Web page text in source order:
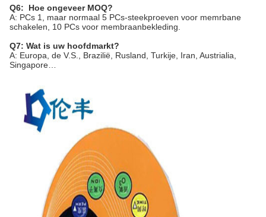
Q6: Hoe ongeveer MOQ?
A: PCs 1, maar normaal 5 PCs-steekproeven voor memrbane
schakelen, 10 PCs voor membraanbekleding.
Q7: Wat is uw hoofdmarkt?
A: Europa, de V.S., Brazilië, Rusland, Turkije, Iran, Austrialia,
Singapore…